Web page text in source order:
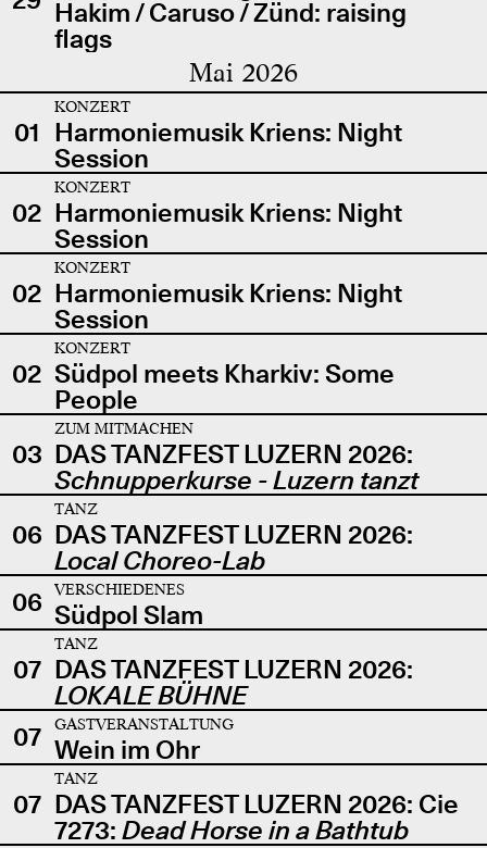
Hakim / Caruso / Zünd: raising
flags
Mai 2026
01
KONZERT
Harmoniemusik Kriens: Night
Session
02
KONZERT
Harmoniemusik Kriens: Night
Session
02
KONZERT
Harmoniemusik Kriens: Night
Session
02
KONZERT
Südpol meets Kharkiv: Some
People
03
ZUM MITMACHEN
DAS TANZFEST LUZERN 2026:
Schnupperkurse - Luzern tanzt
06
TANZ
DAS TANZFEST LUZERN 2026:
Local Choreo-Lab
06
VERSCHIEDENES
Südpol Slam
07
TANZ
DAS TANZFEST LUZERN 2026:
LOKALE BÜHNE
07
GASTVERANSTALTUNG
Wein im Ohr
07
TANZ
DAS TANZFEST LUZERN 2026: Cie
7273: Dead Horse in a Bathtub